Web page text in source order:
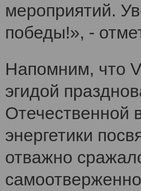
мероприятий.
победы!», -
Напомним, что
эгидой
Отечественной
энергетики
отважно